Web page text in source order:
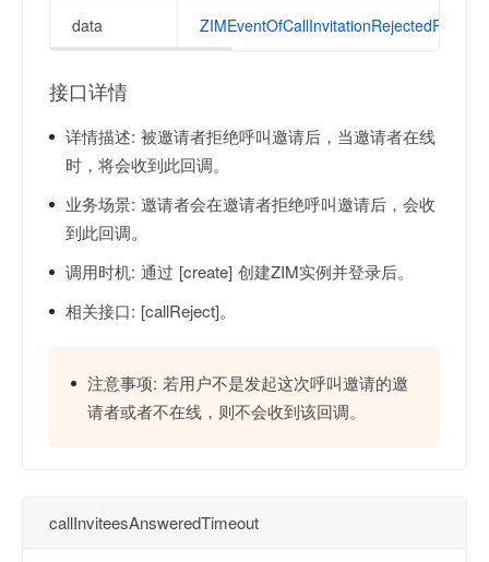
data ZIMEventOfCallInvitationRejectedResult
接口详情
详情描述: 被邀请者拒绝呼叫邀请后，当邀请者在线
时，将会收到此回调。
业务场景: 邀请者会在邀请者拒绝呼叫邀请后，会收
到此回调。
调用时机: 通过 [create] 创建ZIM实例并登录后。
相关接口: [callReject]。
注意事项: 若用户不是发起这次呼叫邀请的邀
请者或者不在线，则不会收到该回调。
callInviteesAnsweredTimeout